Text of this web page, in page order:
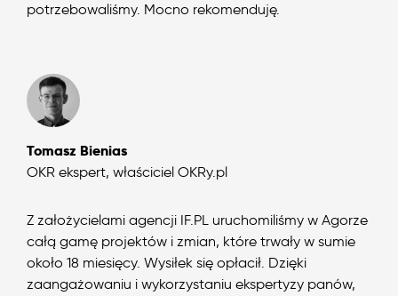
potrzebowaliśmy. Mocno rekomenduję.
Tomasz Bienias
OKR ekspert, właściciel OKRy.pl
Z założycielami agencji IF.PL uruchomiliśmy w Agorze
całą gamę projektów i zmian, które trwały w sumie
około 18 miesięcy. Wysiłek się opłacił. Dzięki
zaangażowaniu i wykorzystaniu ekspertyzy panów,